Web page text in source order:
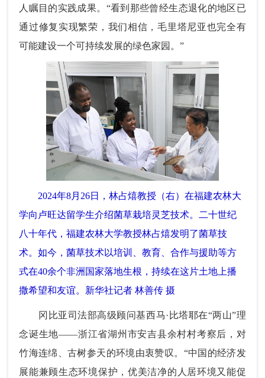
人瞩目的实践成果。“看到那些曾经生态退化的地区已
通过修复实现繁荣，我们相信，毛里塔尼亚也完全有
可能建设一个可持续发展的绿色家园。”
2024年8月26日，林占熺教授（右）在福建农林大
学向卢旺达留学生介绍菌草栽培灵芝技术。二十世纪
八十年代，福建农林大学教授林占熺发明了菌草技
术。如今，菌草技术以培训、教育、合作与援助等方
式在40余个非洲国家落地生根，持续在这片土地上播
撒希望和友谊。新华社记者 林善传 摄
冈比亚司法部高级顾问基西马·比塔耶在“两山”理
念诞生地——浙江省湖州市安吉县余村村考察后，对
竹海连绵、古树参天的环境由衷赞叹。“中国的经济发
展能兼顾生态环境保护，优美洁净的人居环境又能促